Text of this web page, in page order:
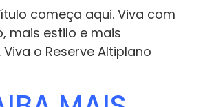
começa aqui. Viva com
mais estilo e mais
o Reserve Altiplano